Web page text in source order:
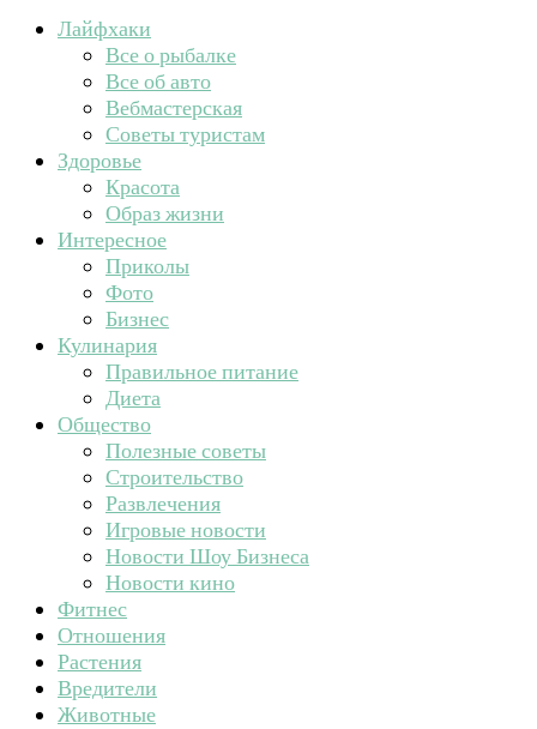
Лайфхаки
Все о рыбалке
Все об авто
Вебмастерская
Советы туристам
Здоровье
Красота
Образ жизни
Интересное
Приколы
Фото
Бизнес
Кулинария
Правильное питание
Диета
Общество
Полезные советы
Строительство
Развлечения
Игровые новости
Новости Шоу Бизнеса
Новости кино
Фитнес
Отношения
Растения
Вредители
Животные